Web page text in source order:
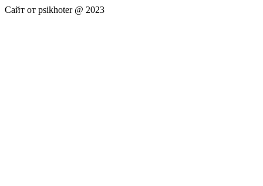
Сайт от psikhoter @ 2023